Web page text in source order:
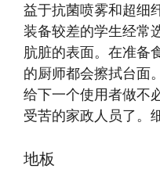
益于抗菌喷雾和超细
装备较差的学生经常
肮脏的表面。在准备
的厨师都会擦拭台面
给下一个使用者做不
受苦的家政人员了。
地板